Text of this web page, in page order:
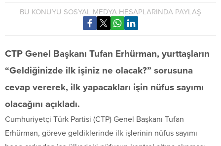
BU KONUYU SOSYAL MEDYA HESAPLARINDA PAYLAŞ
CTP Genel Başkanı Tufan Erhürman, yurttaşların
“Geldiğinizde ilk işiniz ne olacak?” sorusuna
cevap vererek, ilk yapacakları işin nüfus sayımı
olacağını açıkladı.
Cumhuriyetçi Türk Partisi (CTP) Genel Başkanı Tufan
Erhürman, göreve geldiklerinde ilk işlerinin nüfus sayımı